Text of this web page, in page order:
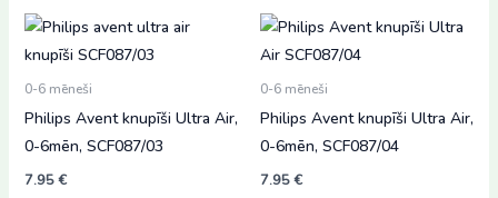
0-6 mēneši
Philips Avent knupīši Ultra Air,
0-6mēn, SCF087/03
7.95€
0-6 mēneši
Philips Avent knupīši Ultra Air,
0-6mēn, SCF087/04
7.95€